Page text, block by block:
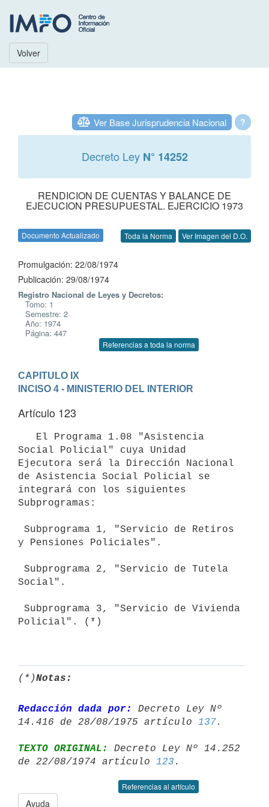
Volver
?
Ver Base Jurisprudencia Nacional
Decreto Ley N° 14252
RENDICION DE CUENTAS Y BALANCE DE
EJECUCION PRESUPUESTAL. EJERCICIO 1973
Documento Actualizado Toda la Norma Ver Imagen del D.O.
Promulgación: 22/08/1974
Publicación: 29/08/1974
Registro Nacional de Leyes y Decretos:
Tomo: 1
Semestre: 2
Año: 1974
Página: 447
Referencias a toda la norma
CAPITULO IX
INCISO 4 - MINISTERIO DEL INTERIOR
Artículo 123
Social Policial" cuya Unidad
Ejecutora será la Dirección Nacional
de Asistencia Social Policial se
integrará con los siguientes
Subprogramas:
y Pensiones Policiales".
Social".
Policial". (*)
(*)Notas:
Redacción dada por:
Decreto Ley Nº
14.416 de 28/08/1975 artículo 137
TEXTO ORIGINAL:
Decreto Ley Nº 14.252
de 22/08/1974 artículo 123
Referencias al artículo
Ayuda